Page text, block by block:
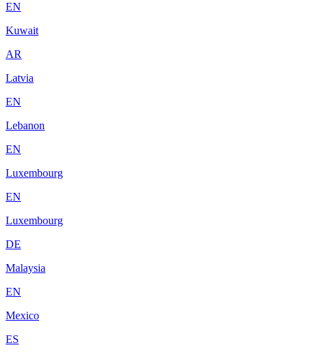
EN
Kuwait
AR
Latvia
EN
Lebanon
EN
Luxembourg
EN
Luxembourg
DE
Malaysia
EN
Mexico
ES